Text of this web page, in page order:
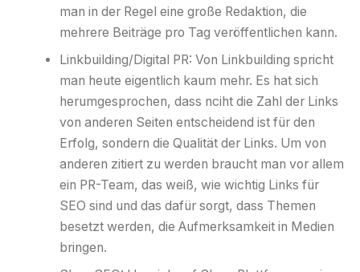
man in der Regel eine große Redaktion, die
mehrere Beiträge pro Tag veröffentlichen kann.
Linkbuilding/Digital PR: Von Linkbuilding spricht
man heute eigentlich kaum mehr. Es hat sich
herumgesprochen, dass nciht die Zahl der Links
von anderen Seiten entscheidend ist für den
Erfolg, sondern die Qualität der Links. Um von
anderen zitiert zu werden braucht man vor allem
ein PR-Team, das weiß, wie wichtig Links für
SEO sind und das dafür sorgt, dass Themen
besetzt werden, die Aufmerksamkeit in Medien
bringen.